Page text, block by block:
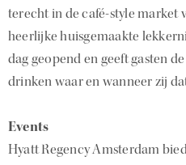
terecht in de café-style market
heerlijke huisgemaakte
dag geopend en geeft gasten
drinken waar en wanneer zij
Events
Hyatt Regency Amsterdam